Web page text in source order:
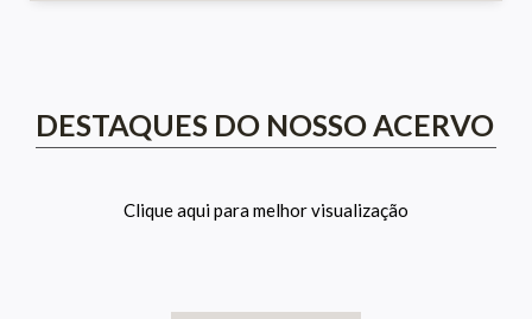
DESTAQUES DO NOSSO ACERVO
Clique aqui para melhor visualização